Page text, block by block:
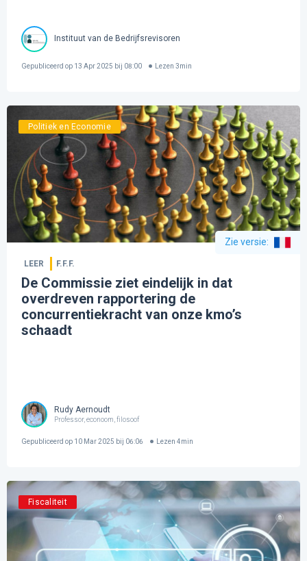
Instituut van de Bedrijfsrevisoren
Gepubliceerd op 13 Apr 2025 bij 08:00 Lezen 3min
Politiek en Economie
Zie versie:
LEER F.F.F.
De Commissie ziet eindelijk in dat
overdreven rapportering de
concurrentiekracht van onze kmo’s
schaadt
Rudy Aernoudt
Professor, econoom, filosoof
Gepubliceerd op 10 Mar 2025 bij 06:06 Lezen 4min
Fiscaliteit